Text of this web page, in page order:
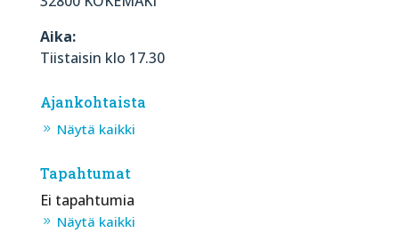
Aika:
Tiistaisin klo 17.30
Ajankohtaista
Näytä kaikki
Tapahtumat
Ei tapahtumia
Näytä kaikki